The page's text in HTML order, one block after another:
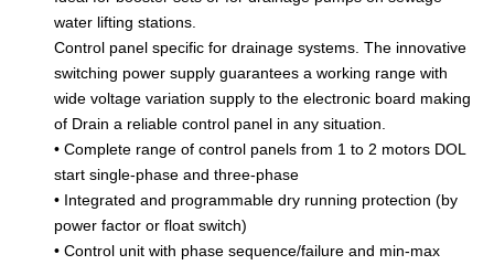
water lifting stations.
Control panel specific for drainage systems. The innovative
switching power supply guarantees a working range with
wide voltage variation supply to the electronic board making
of Drain a reliable control panel in any situation.
• Complete range of control panels from 1 to 2 motors DOL
start single-phase and three-phase
• Integrated and programmable dry running protection (by
power factor or float switch)
• Control unit with phase sequence/failure and min-max